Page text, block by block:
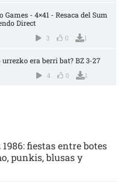
Games - 4×41 - Resaca del Sum
Direct
3 0 1
era berri bat? BZ 3-27
4 0 1
1986: fiestas entre botes
punkis, blusas y